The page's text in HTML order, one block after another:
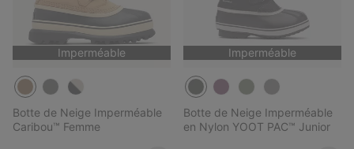
Imperméable
Botte de Neige Imperméable
Caribou™ Femme
Imperméable
Botte de Neige Imperméable
en Nylon YOOT PAC™ Junior